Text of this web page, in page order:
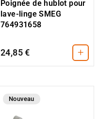
Poignée de hublot pour
lave-linge SMEG
764931658
24,85 € +
Nouveau